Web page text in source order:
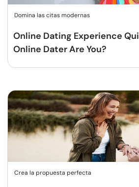
Domina las citas modernas
Online Dating Experience
Online Dater Are You?
Crea la propuesta perfecta